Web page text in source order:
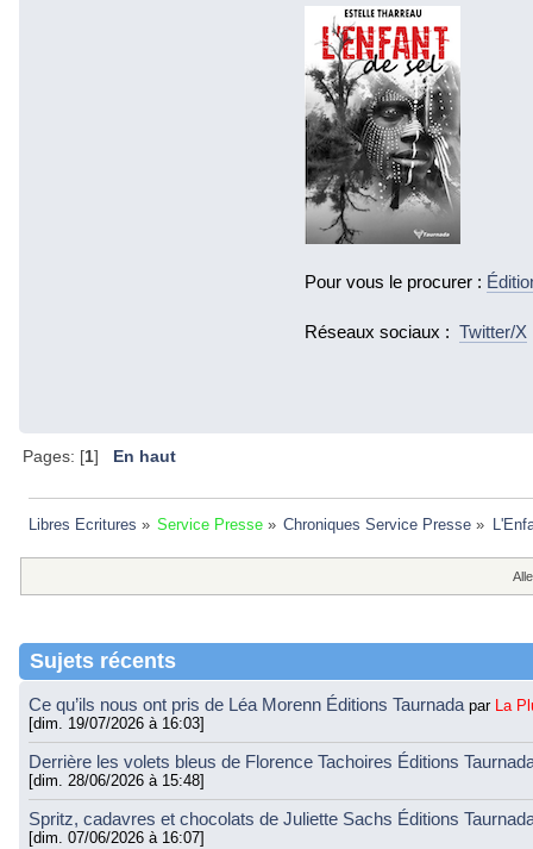
Pour vous le procurer :
Réseaux sociaux : Twitter/X
Pages: [1] En haut
Libres Ecritures » Service Presse» Chroniques Service Presse »
Sujets récents
Ce qu’ils nous ont pris de Léa Morenn Éditions Taurnada par La
[dim. 19/07/2026 à 16:03]
Derrière les volets bleus de Florence Tachoires Éditions
[dim. 28/06/2026 à 15:48]
Spritz, cadavres et chocolats de Juliette Sachs Éditions
[dim. 07/06/2026 à 16:07]